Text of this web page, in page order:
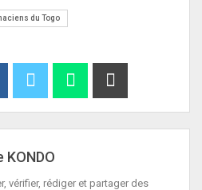
du Togo
KONDO
vérifier, rédiger et partager des